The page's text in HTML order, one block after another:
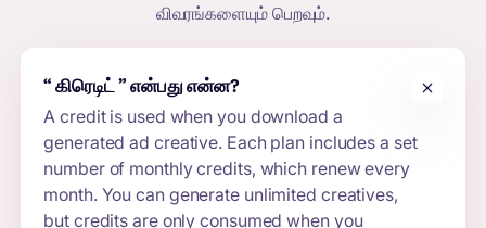
விவரங்களையும் பெறவும்.
“கிரெடிட் ” என்பது என்ன?
A credit is used when you download a
generated ad creative. Each plan includes a set
number of monthly credits, which renew every
month. You can generate unlimited creatives,
but credits are only consumed when you